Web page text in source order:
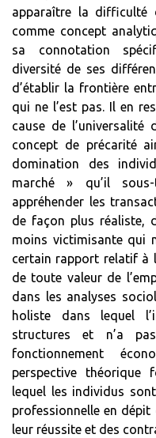
apparaître la difficulté
comme concept
sa connotation
diversité de ses
d’établir la frontière
qui ne l’est pas. Il en
cause de
concept de précarité
domination des
marché » qu’il
appréhender les
de façon plus réaliste,
moins victimisante qui
certain rapport relatif à
de toute valeur de
dans les analyses
holiste dans lequel
structures et n’a
fonctionnement
perspective théorique
lequel les individus
professionnelle en
leur réussite et des